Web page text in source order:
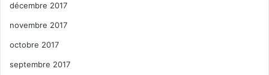
décembre 2017
novembre 2017
octobre 2017
septembre 2017